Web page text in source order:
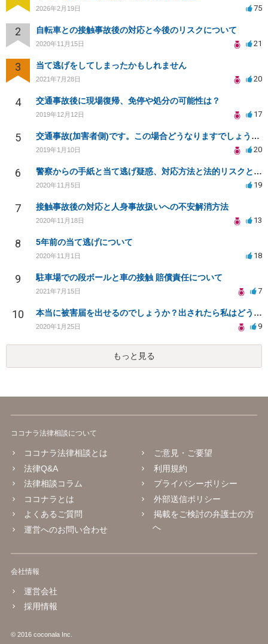
2026年2月19日 75
2 自転車との接触事故後の対応と今後のリスクについて
2020年11月15日 21
3 当て逃げをしてしまったかもしれません
2021年7月28日 20
4 交通事故後に現場復帰、免停や処分の可能性は？
2019年12月12日 17
5 交通事故(加害者側)です。この場合どうなりますでしょうか？
2019年1月10日 20
6 警察からの手紙と当て逃げ疑惑、対応方法と法的リスクとは？
2020年11月5日 19
7 接触事故後の対応と人身事故扱いへの不安解消方法
2020年11月18日 13
8 5年前の当て逃げについて
2020年11月1日 18
9 駐車場での段ボールと車の接触 賠償責任について
2021年7月15日 7
10 本当に被害届を出せるのでしょうか？出されたら私はどうなってしまうのでしょうか？
2020年1月25日 9
もっと見る
ココナラ法律相談について
ココナラ法律相談とは
法律Q&A
法律相談コラム
ココナラとは
よくあるご質問
運営へのお問い合わせ
ご意見・ご要望
利用規約
プライバシーポリシー
外部送信ポリシー
掲載をご検討の弁護士の方
へ
会社情報
運営会社
採用情報
© 2016 coconala Inc.